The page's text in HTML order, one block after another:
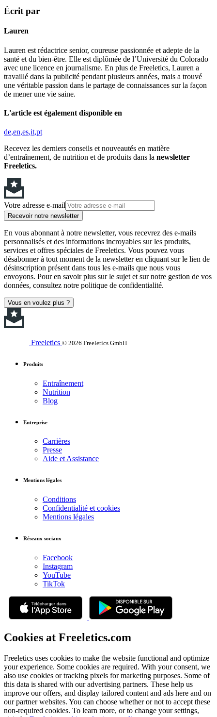
Écrit par
Lauren
Lauren est rédactrice senior, coureuse passionnée et adepte de la
santé et du bien-être. Elle est diplômée de l’Université du Colorado
avec une licence en journalisme. En plus de Freeletics, Lauren a
travaillé dans la publicité pendant plusieurs années, mais a trouvé
une véritable passion dans le partage de connaissances sur la façon
de mener une vie saine.
L'article est également disponible en
de en es it pt
Recevez les derniers conseils et nouveautés en matière
d’entraînement, de nutrition et de produits dans la newsletter
Freeletics.
Votre adresse e-mail
Recevoir notre newsletter
En vous abonnant à notre newsletter, vous recevrez des e-mails
personnalisés et des informations incroyables sur les produits,
services et offres spéciales de Freeletics. Vous pouvez vous
désabonner à tout moment de la newsletter en cliquant sur le lien de
désinscription présent dans tous les e-mails que nous vous
envoyons. Pour en savoir plus sur le sujet et sur notre gestion de vos
données, consultez notre politique de confidentialité.
Vous en voulez plus ?
Freeletics © 2026 Freeletics GmbH
Produits
Entraînement
Nutrition
Blog
Entreprise
Carrières
Presse
Aide et Assistance
Mentions légales
Conditions
Confidentialité et cookies
Mentions légales
Réseaux sociaux
Facebook
Instagram
YouTube
TikTok
Cookies at Freeletics.com
Freeletics uses cookies to make the website functional and optimize
your experience. Some cookies are required. With your consent, we
also use cookies or tracking pixels for marketing purposes. Some of
this data is shared with our advertising partners. These help us
improve our offers, and display tailored content and ads here and on
our partner websites. You can choose whether or not to accept these
non-required cookies. To learn more, or to change your settings,